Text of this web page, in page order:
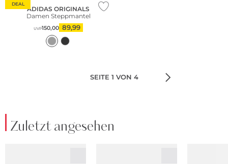
DEAL
ADIDAS ORIGINALS
Damen Steppmantel
UVP150,00 89,99
SEITE 1 VON 4
Zuletzt angesehen